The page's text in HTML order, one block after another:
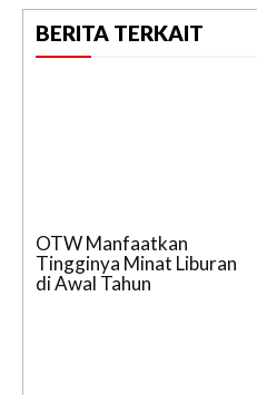
BERITA TERKAIT
OTW Manfaatkan
Tingginya Minat Liburan
di Awal Tahun